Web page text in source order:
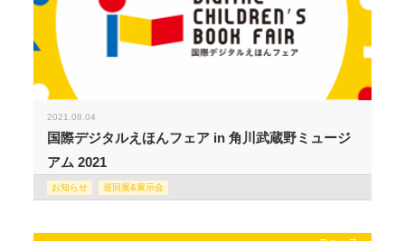
2021.08.04
国際デジタルえほんフェア in 角川武蔵野ミュージ
アム 2021
お知らせ 巡回展&展示会